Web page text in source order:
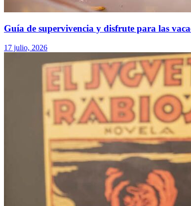
Guía de supervivencia y disfrute para las
17 julio, 2026